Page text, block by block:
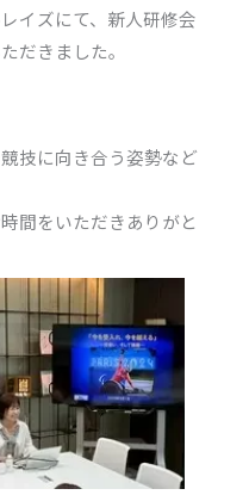
イズにて、新人研修会
だきました。
技に向き合う姿勢など
間をいただきありがと